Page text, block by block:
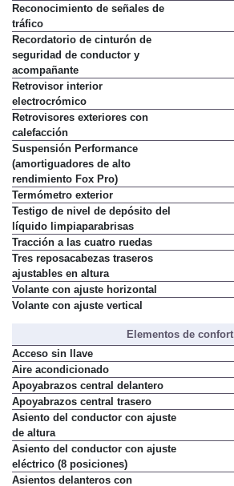
Reconocimiento de señales de
tráfico
Recordatorio de cinturón de
seguridad de conductor y
acompañante
Retrovisor interior
electrocrómico
Retrovisores exteriores con
calefacción
Suspensión Performance
(amortiguadores de alto
rendimiento Fox Pro)
Termómetro exterior
Testigo de nivel de depósito del
líquido limpiaparabrisas
Tracción a las cuatro ruedas
Tres reposacabezas traseros
ajustables en altura
Volante con ajuste horizontal
Volante con ajuste vertical
Elementos de confort
Acceso sin llave
Aire acondicionado
Apoyabrazos central delantero
Apoyabrazos central trasero
Asiento del conductor con ajuste
de altura
Asiento del conductor con ajuste
eléctrico (8 posiciones)
Asientos delanteros con